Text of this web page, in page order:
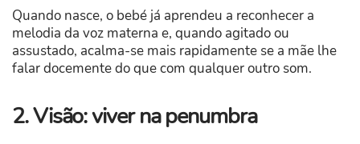
Quando nasce, o bebé já aprendeu a reconhecer a
melodia da voz materna e, quando agitado ou
assustado, acalma-se mais rapidamente se a mãe lhe
falar docemente do que com qualquer outro som.
2. Visão: viver na penumbra